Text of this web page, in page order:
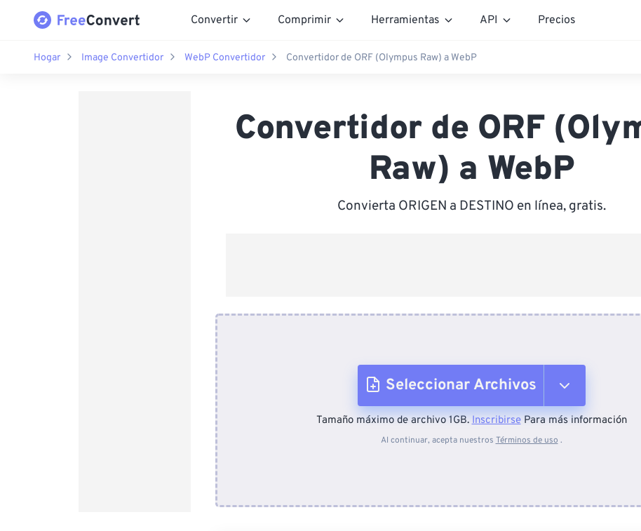
Convertir Comprimir Herramientas API Precios
Hogar Image Convertidor WebP Convertidor Convertidor de ORF (Olympus Raw) a WebP
Convertidor de ORF
Raw) a WebP
Convierta ORIGEN a DESTINO en línea, gratis.
Seleccionar Archivos
Desde el dispositivo
Tamaño máximo de archivo 1GB.InscribirsePara más información
Al continuar, acepta nuestros Términos de uso .